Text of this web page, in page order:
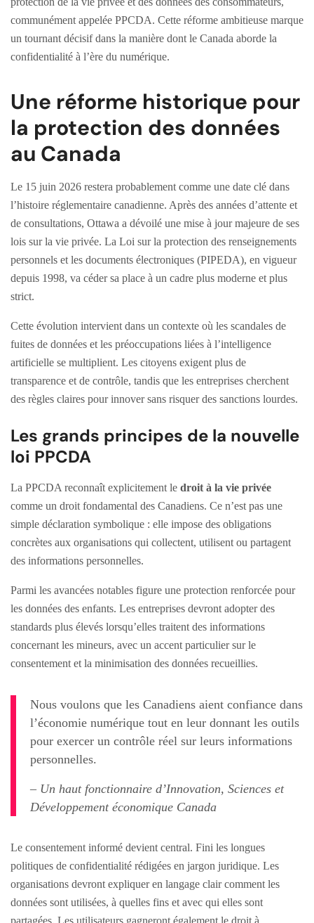
communément appelée PPCDA. Cette réforme ambitieuse marque
un tournant décisif dans la manière dont le Canada aborde la
confidentialité à l’ère du numérique.
Une réforme historique pour
la protection des données
au Canada
Le 15 juin 2026 restera probablement comme une date clé dans
l’histoire réglementaire canadienne. Après des années d’attente et
de consultations, Ottawa a dévoilé une mise à jour majeure de ses
lois sur la vie privée. La Loi sur la protection des renseignements
personnels et les documents électroniques (PIPEDA), en vigueur
depuis 1998, va céder sa place à un cadre plus moderne et plus
strict.
Cette évolution intervient dans un contexte où les scandales de
fuites de données et les préoccupations liées à l’intelligence
artificielle se multiplient. Les citoyens exigent plus de
transparence et de contrôle, tandis que les entreprises cherchent
des règles claires pour innover sans risquer des sanctions lourdes.
Les grands principes de la nouvelle
loi PPCDA
La PPCDA reconnaît explicitement le droit à la vie privée
comme un droit fondamental des Canadiens. Ce n’est pas une
simple déclaration symbolique : elle impose des obligations
concrètes aux organisations qui collectent, utilisent ou partagent
des informations personnelles.
Parmi les avancées notables figure une protection renforcée pour
les données des enfants. Les entreprises devront adopter des
standards plus élevés lorsqu’elles traitent des informations
concernant les mineurs, avec un accent particulier sur le
consentement et la minimisation des données recueillies.
Nous voulons que les Canadiens aient confiance dans
l’économie numérique tout en leur donnant les outils
pour exercer un contrôle réel sur leurs informations
personnelles.
– Un haut fonctionnaire d’Innovation, Sciences et
Développement économique Canada
Le consentement informé devient central. Fini les longues
politiques de confidentialité rédigées en jargon juridique. Les
organisations devront expliquer en langage clair comment les
données sont utilisées, à quelles fins et avec qui elles sont
partagées. Les utilisateurs gagneront également le droit à